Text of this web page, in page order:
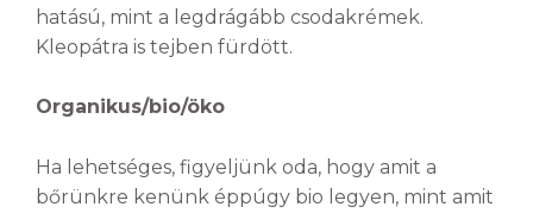
hatású, mint a legdrágább csodakrémek.
Kleopátra is tejben fürdött.
Organikus/bio/öko
Ha lehetséges, figyeljünk oda, hogy amit a
bőrünkre kenünk éppúgy bio legyen, mint amit